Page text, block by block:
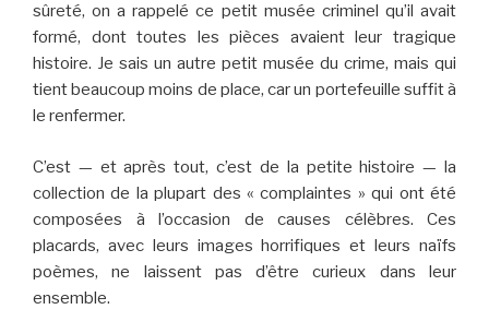
sûreté, on a rappelé ce petit musée criminel qu’il avait
formé, dont toutes les pièces avaient leur tragique
histoire. Je sais un autre petit musée du crime, mais qui
tient beaucoup moins de place, car un portefeuille suffit à
le renfermer.
C’est — et après tout, c’est de la petite histoire — la
collection de la plupart des « complaintes » qui ont été
composées à l’occasion de causes célèbres. Ces
placards, avec leurs images horrifiques et leurs naïfs
poèmes, ne laissent pas d’être curieux dans leur
ensemble.